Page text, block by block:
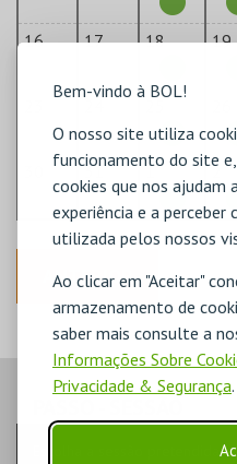
Bem-vindo à BOL!
O nosso site utiliza
funcionamento do site
cookies que nos ajudam
experiência e a
utilizada pelos nossos
Ao clicar em "Aceitar"
armazenamento de
saber mais consulte a
Informações Sobre
Privacidade & Segurança.
16 17 18 19
31 1 2
ANTERIOR